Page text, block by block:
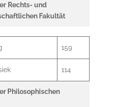
Rechts- und
Fakultät
159
114
Philosophischen